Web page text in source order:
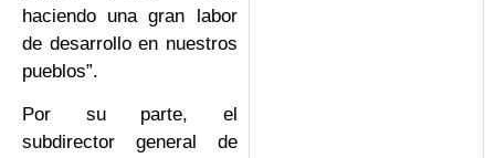
haciendo una gran labor
de desarrollo en nuestros
pueblos”.
Por su parte, el
subdirector general de